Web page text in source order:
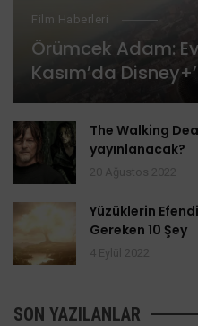
Film Haberleri
Örümcek Adam:
Kasım’da
The Walking
yayınlanacak?
Yüzüklerin
Gereken 10 Şey
SON YAZILANLAR